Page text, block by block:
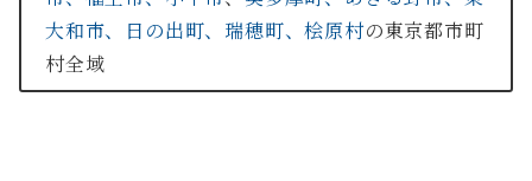
大和市、
日の出町、 瑞穂町、桧原村の東京都市町
村全域